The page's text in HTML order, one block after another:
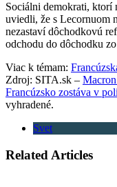
Sociálni demokrati, ktorí
uviedli, že s Lecornuom
nezastaví dôchodkovú
odchodu do dôchodku
Viac k témam:
Zdroj: SITA.sk –
Francúzsko zostáva v
vyhradené.
Svet
Related Articles